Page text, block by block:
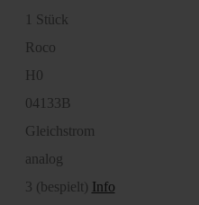
1 Stück
Roco
H0
04133B
Gleichstrom
analog
3 (bespielt) Info